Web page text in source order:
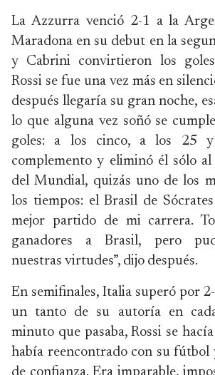
La Azzurra venció 2-1 a la
Maradona en su debut en la
y Cabrini convirtieron los
Rossi se fue una vez más en
después llegaría su gran noche,
lo que alguna vez soñó se
goles: a los cinco, a los 25
complemento y eliminó él sólo
del Mundial, quizás uno de los
los tiempos: el Brasil de
mejor partido de mi carrera.
ganadores a Brasil, pero
nuestras virtudes”, dijo después.
En semifinales, Italia superó por
un tanto de su autoría en
minuto que pasaba, Rossi se
había reencontrado con su fútbol
de confianza. Era imparable,